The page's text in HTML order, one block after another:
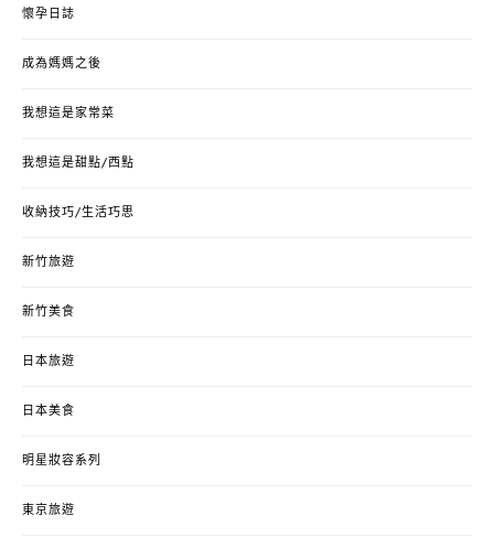
懷孕日誌
成為媽媽之後
我想這是家常菜
我想這是甜點/西點
收納技巧/生活巧思
新竹旅遊
新竹美食
日本旅遊
日本美食
明星妝容系列
東京旅遊